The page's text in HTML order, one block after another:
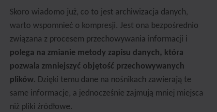
Skoro wiadomo już, co to jest archiwizacja danych,
warto wspomnieć o kompresji. Jest ona bezpośrednio
związana z procesem przechowywania informacji i
polega na zmianie metody zapisu danych, która
pozwala zmniejszyć objętość przechowywanych
plików. Dzięki temu dane na nośnikach zawierają te
same informacje, a jednocześnie zajmują mniej miejsca
niż pliki źródłowe.